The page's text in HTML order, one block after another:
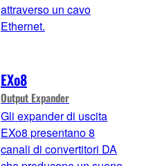
attraverso un cavo
Ethernet.
EXo8
Output Expander
Gli expander di uscita
EXo8 presentano 8
canali di convertitori DA